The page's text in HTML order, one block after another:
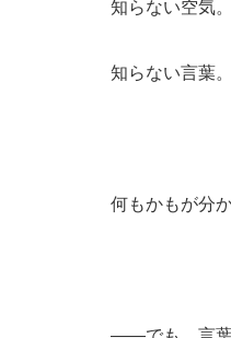
知らない空気。
知らない言葉。
何もかもが分